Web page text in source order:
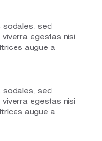
sodales, sed
viverra egestas nisi
augue a
sodales, sed
viverra egestas nisi
augue a